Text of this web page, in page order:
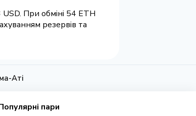
При обміні 54 ETH
резервів та
Аті
пари